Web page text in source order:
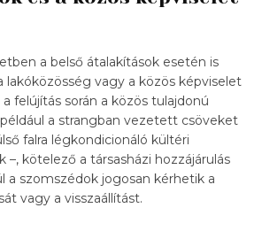
a belső átalakítások esetén is
lakóközösség vagy a közös képviselet
a felújítás során a közös tulajdonú
a strangban vezetett csöveket
falra légkondicionáló kültéri
–, kötelező a társasházi hozzájárulás
a szomszédok jogosan kérhetik a
vagy a visszaállítást.